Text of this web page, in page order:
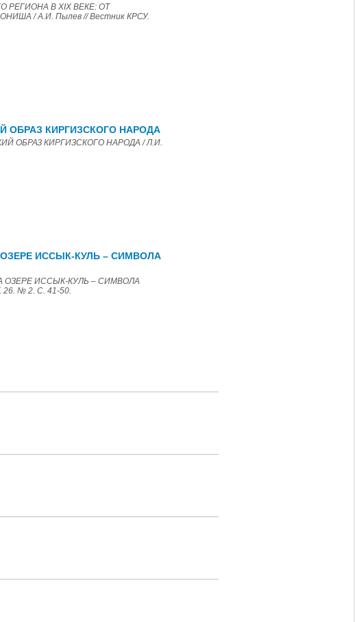
В XIX ВЕКЕ: ОТ
/ А.И. Пылев // Вестник КРСУ.
ОБРАЗ КИРГИЗСКОГО НАРОДА
ОБРАЗ КИРГИЗСКОГО НАРОДА / Л.И.
ИССЫК-КУЛЬ – СИМВОЛА
ОЗЕРЕ ИССЫК-КУЛЬ – СИМВОЛА
№ 2. С. 41-50.